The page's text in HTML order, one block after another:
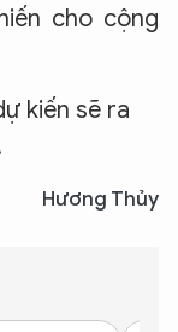
cho cộng
kiến sẽ ra
Hương Thủy